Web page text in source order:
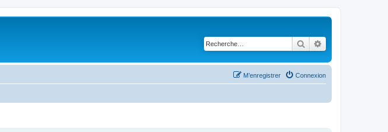
Rechercher
Connexion
M’enregistrer